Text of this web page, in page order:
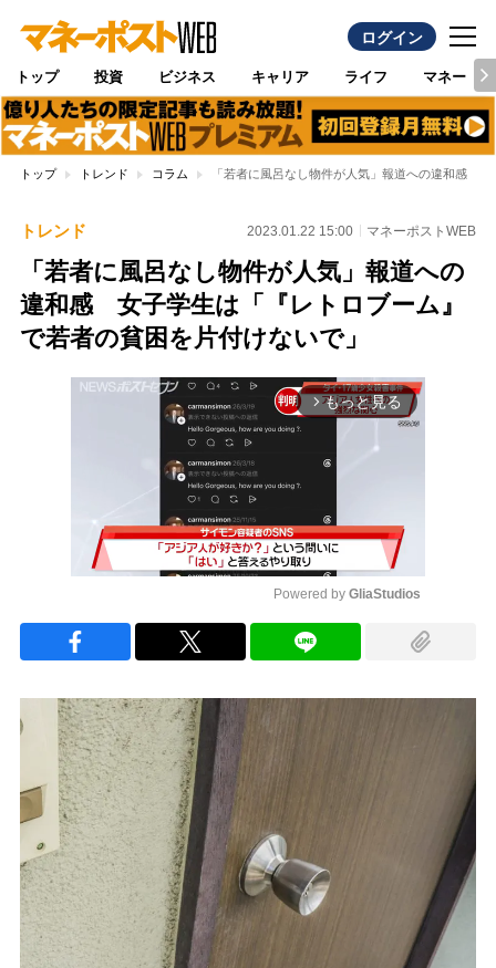
ログイン
トップ 投資 ビジネス キャリア ライフ マネー
トップ トレンド コラム 「若者に風呂なし物件が人気」報道への違和感
トレンド 2023.01.22 15:00 マネーポストWEB
「若者に風呂なし物件が人気」報道への
違和感 女子学生は「『レトロブーム』
で若者の貧困を片付けないで」
arrow_forward_ios もっと見る
Powered by GliaStudios